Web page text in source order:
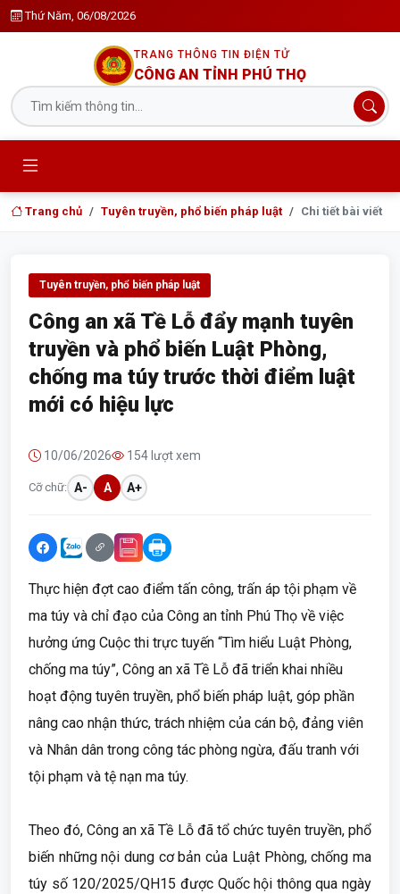
Thứ Năm, 06/08/2026
TRANG THÔNG TIN ĐIỆN TỬ
CÔNG AN TỈNH PHÚ THỌ
Trang chủ Tuyên truyền, phổ biến pháp luật Chi tiết bài viết
Tuyên truyền, phổ biến pháp luật
Công an xã Tề Lỗ đẩy mạnh tuyên
truyền và phổ biến Luật Phòng,
chống ma túy trước thời điểm luật
mới có hiệu lực
10/06/2026 154 lượt xem
Cỡ chữ: A- A A+
Thực hiện đợt cao điểm tấn công, trấn áp tội phạm về
ma túy và chỉ đạo của Công an tỉnh Phú Thọ về việc
hưởng ứng Cuộc thi trực tuyến “Tìm hiểu Luật Phòng,
chống ma túy”, Công an xã Tề Lỗ đã triển khai nhiều
hoạt động tuyên truyền, phổ biến pháp luật, góp phần
nâng cao nhận thức, trách nhiệm của cán bộ, đảng viên
và Nhân dân trong công tác phòng ngừa, đấu tranh với
tội phạm và tệ nạn ma túy.
Theo đó, Công an xã Tề Lỗ đã tổ chức tuyên truyền, phổ
biến những nội dung cơ bản của Luật Phòng, chống ma
túy số 120/2025/QH15 được Quốc hội thông qua ngày